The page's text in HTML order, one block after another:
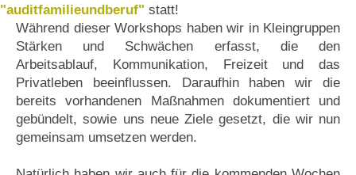
"auditfamilieundberuf" statt!
Während dieser Workshops haben wir in Kleingruppen
Stärken und Schwächen erfasst, die den
Arbeitsablauf, Kommunikation, Freizeit und das
Privatleben beeinflussen. Daraufhin haben wir die
bereits vorhandenen Maßnahmen dokumentiert und
gebündelt, sowie uns neue Ziele gesetzt, die wir nun
gemeinsam umsetzen werden.